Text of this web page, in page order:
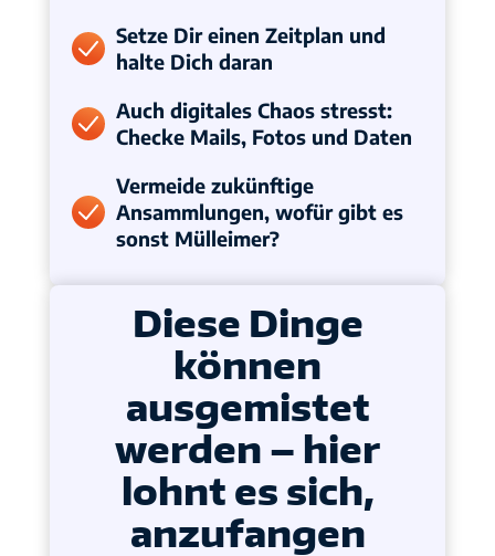
Setze Dir einen Zeitplan und
halte Dich daran
Auch digitales Chaos stresst:
Checke Mails, Fotos und Daten
Vermeide zukünftige
Ansammlungen, wofür gibt es
sonst Mülleimer?
Diese Dinge
können
ausgemistet
werden – hier
lohnt es sich,
anzufangen